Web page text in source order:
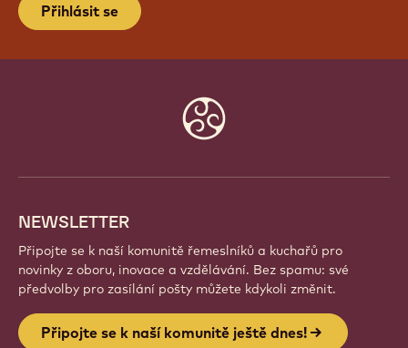
Přihlásit se
NEWSLETTER
Připojte se k naší komunitě řemeslníků a kuchařů pro
novinky z oboru, inovace a vzdělávání. Bez spamu: své
předvolby pro zasílání pošty můžete kdykoli změnit.
Připojte se k naší komunitě ještě dnes!